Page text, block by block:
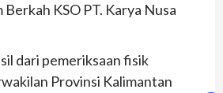
Berkah KSO PT. Karya Nusa
dari pemeriksaan fisik
Provinsi Kalimantan